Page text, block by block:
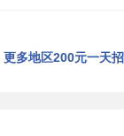
更多地区200元一天